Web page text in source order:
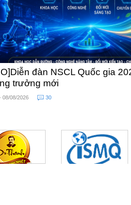
đàn NSCL Quốc gia
trưởng mới
08/08/2026 30